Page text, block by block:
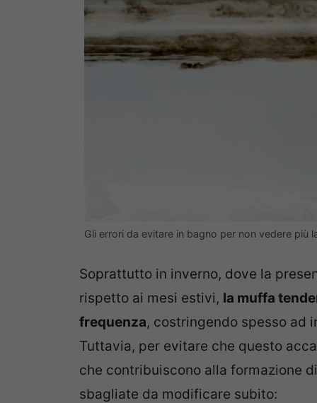
Gli errori da evitare in bagno per non vedere più
Soprattutto in inverno, dove la
rispetto ai mesi estivi, la muffa
frequenza, costringendo spesso ad
Tuttavia, per evitare che questo
che contribuiscono alla formazione
sbagliate da modificare subito: